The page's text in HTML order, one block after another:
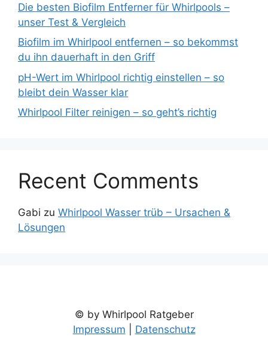
Die besten Biofilm Entferner für Whirlpools –
unser Test & Vergleich
Biofilm im Whirlpool entfernen – so bekommst
du ihn dauerhaft in den Griff
pH-Wert im Whirlpool richtig einstellen – so
bleibt dein Wasser klar
Whirlpool Filter reinigen – so geht’s richtig
Recent Comments
Gabi zu Whirlpool Wasser trüb – Ursachen &
Lösungen
© by Whirlpool Ratgeber
Impressum
Datenschutz